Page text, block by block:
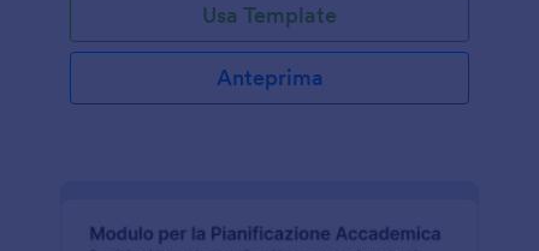
Usa Template
Anteprima